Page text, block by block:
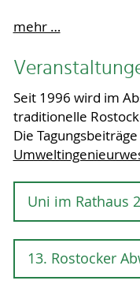
mehr …
Seit 1996 wird im
traditionelle
Die
Uni im Rathaus
Uni im
Fluss?
13. Rostocker